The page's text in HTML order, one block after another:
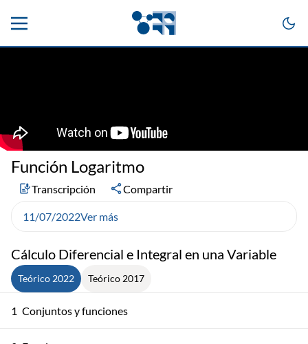
Cálculo Diferencial e Integral en una Variable
Teórico 2022 Teórico 2017
1 Conjuntos y funciones
Función Logaritmo
Transcripción Compartir
11/07/2022Ver más